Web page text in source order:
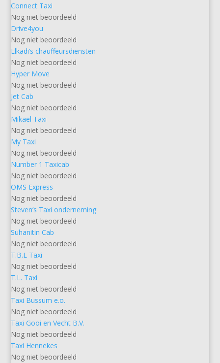
Connect Taxi
Nog niet beoordeeld
Drive4you
Nog niet beoordeeld
Elkadi’s chauffeursdiensten
Nog niet beoordeeld
Hyper Move
Nog niet beoordeeld
Jet Cab
Nog niet beoordeeld
Mikael Taxi
Nog niet beoordeeld
My Taxi
Nog niet beoordeeld
Number 1 Taxicab
Nog niet beoordeeld
OMS Express
Nog niet beoordeeld
Steven’s Taxi onderneming
Nog niet beoordeeld
Suhanitin Cab
Nog niet beoordeeld
T.B.L Taxi
Nog niet beoordeeld
T.L. Taxi
Nog niet beoordeeld
Taxi Bussum e.o.
Nog niet beoordeeld
Taxi Gooi en Vecht B.V.
Nog niet beoordeeld
Taxi Hennekes
Nog niet beoordeeld